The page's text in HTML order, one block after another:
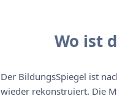
Wo ist
Der BildungsSpiegel ist
wieder rekonstruiert. Die